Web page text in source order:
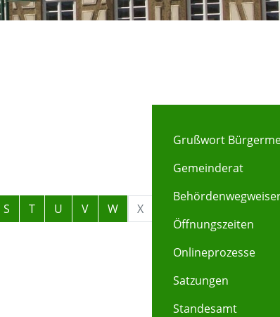
S T U V W X
Grußwort
Gemeinderat
Öffnungszeiten
Onlineprozesse
Satzungen
Standesamt